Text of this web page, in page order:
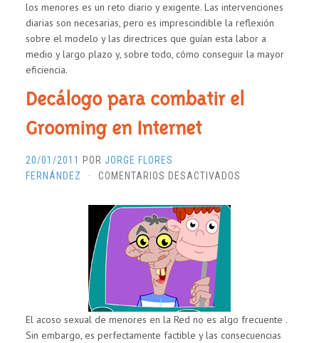
los menores es un reto diario y exigente. Las intervenciones
diarias son necesarias, pero es imprescindible la reflexión
sobre el modelo y las directrices que guían esta labor a
medio y largo plazo y, sobre todo, cómo conseguir la mayor
eficiencia.
Decálogo para combatir el
Grooming en Internet
20/01/2011 POR JORGE FLORES
FERNÁNDEZ
· COMENTARIOS DESACTIVADOS
El acoso sexual de menores en la Red no es algo frecuente .
Sin embargo, es perfectamente factible y las consecuencias